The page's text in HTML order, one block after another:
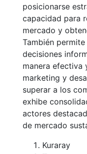
posicionarse
capacidad para
mercado y
También
decisiones
manera efectiva
marketing y
superar a los
exhibe
actores
de mercado
Kuraray